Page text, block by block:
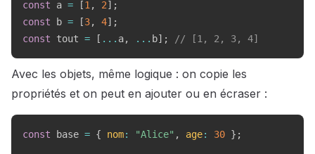
const a = [1 , 2] ;
const b = [3, 4] ;
const tout = [ ... a, ... b] ; // [1, 2, 3, 4]
Avec les objets, même logique : on copie les
propriétés et on peut en ajouter ou en écraser :
const base = { nom: "Alice" , age: 30 } ;